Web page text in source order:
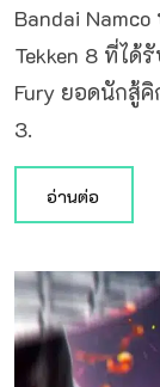
Bandai
Tekken 8 ที่ได้
Fury ยอดนักสู้
3.
อ่านต่อ